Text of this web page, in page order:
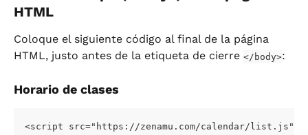
HTML
Coloque el siguiente código al final de la página
HTML, justo antes de la etiqueta de cierre </body>:
Horario de clases
<script src="https://zenamu.com/calendar/list.js"